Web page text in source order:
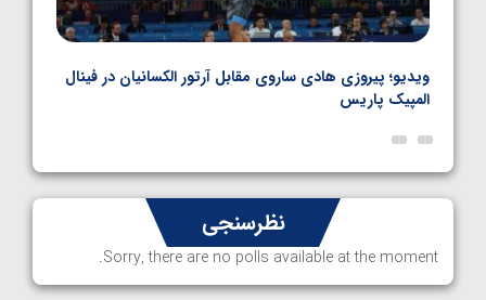
ویدیو؛ پیروزی هادی ساروی مقابل آرتور الکسانیان در فینال
المپیک پاریس
نظرسنجی
Sorry, there are no polls available at the moment.